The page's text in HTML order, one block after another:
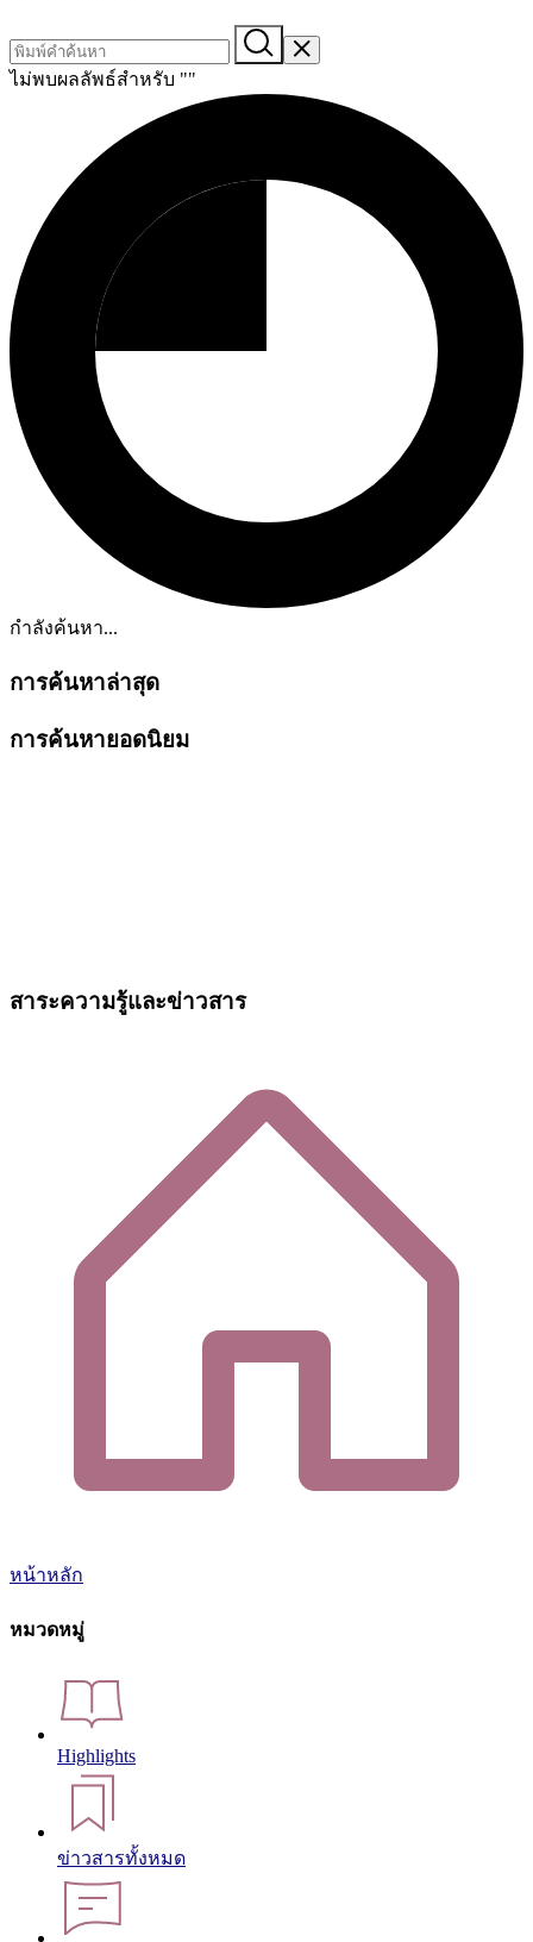
ไม่พบผลลัพธ์สำหรับ ""
กำลังค้นหา...
การค้นหาล่าสุด
การค้นหายอดนิยม
สาระความรู้และข่าวสาร
หน้าหลัก
หมวดหมู่
Highlights
ข่าวสารทั้งหมด